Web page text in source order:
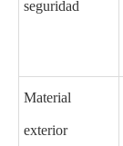
seguridad
Material
exterior